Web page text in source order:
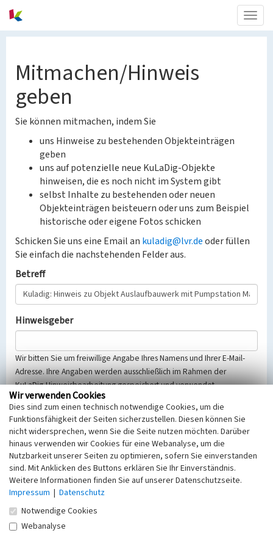
Mitmachen/Hinweis
geben
Sie können mitmachen, indem Sie
uns Hinweise zu bestehenden Objekteinträgen
geben
uns auf potenzielle neue KuLaDig-Objekte
hinweisen, die es noch nicht im System gibt
selbst Inhalte zu bestehenden oder neuen
Objekteinträgen beisteuern oder uns zum Beispiel
historische oder eigene Fotos schicken
Schicken Sie uns eine Email an kuladig@lvr.deoder füllen
Sie einfach die nachstehenden Felder aus.
Betreff
Hinweisgeber
Wir bitten Sie um freiwillige Angabe Ihres Namens und Ihrer E-Mail-
Adresse. Ihre Angaben werden ausschließlich im Rahmen der
KuLaDig-Hinweisbearbeitung gespeichert und verwendet.
Selbstverständlich werden diese entsprechend der Vorschriften des
Telemediengesetzes, des Datenschutzgesetzes NRW und der seit
dem 25.05.2018 gültigen Europäischen Datenschutzgrundverordnung
(EU-DSGVO) vertraulich behandelt, beachten Sie bitte unsere
Hinweise zumDatenschutz
Nachricht
Wir verwenden Cookies
Dies sind zum einen technisch notwendige Cookies, um die
Funktionsfähigkeit der Seiten sicherzustellen. Diesen können Sie
nicht widersprechen, wenn Sie die Seite nutzen möchten. Darüber
hinaus verwenden wir Cookies für eine Webanalyse, um die
Nutzbarkeit unserer Seiten zu optimieren, sofern Sie einverstanden
sind. Mit Anklicken des Buttons erklären Sie Ihr Einverständnis.
Weitere Informationen finden Sie auf unserer Datenschutzseite.
Impressum | Datenschutz
Notwendige Cookies
Webanalyse